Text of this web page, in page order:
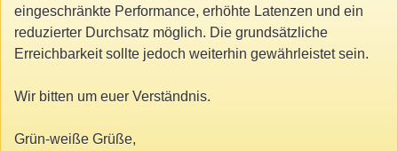
eingeschränkte Performance, erhöhte Latenzen und ein
reduzierter Durchsatz möglich. Die grundsätzliche
Erreichbarkeit sollte jedoch weiterhin gewährleistet sein.
Wir bitten um euer Verständnis.
Grün-weiße Grüße,